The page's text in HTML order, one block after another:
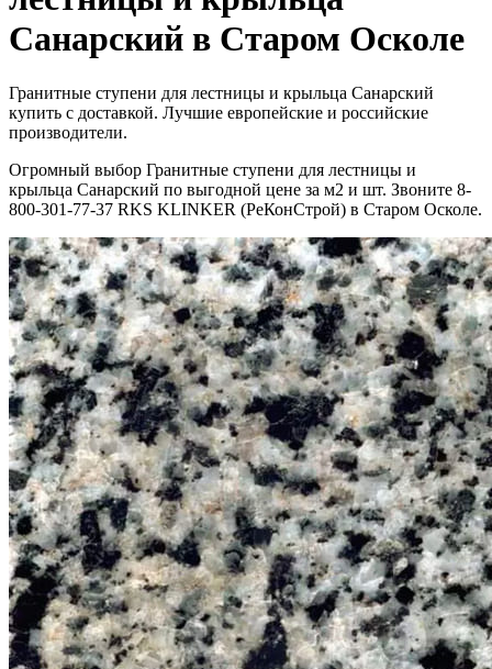
Санарский в Старом Осколе
Гранитные ступени для лестницы и крыльца Санарский
купить с доставкой. Лучшие европейские и российские
производители.
Огромный выбор Гранитные ступени для лестницы и
крыльца Санарский по выгодной цене за м2 и шт. Звоните 8-
800-301-77-37 RKS KLINKER (РеКонСтрой) в Старом Осколе.